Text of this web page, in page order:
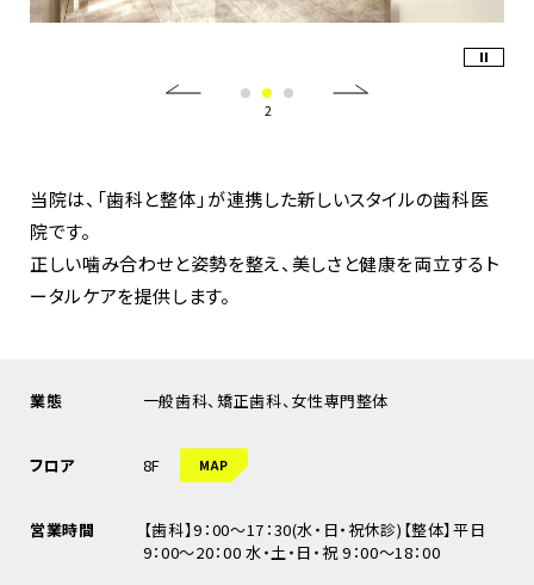
当院は、「歯科と整体」が連携した新しいスタイルの歯科医
院です。
正しい噛み合わせと姿勢を整え、美しさと健康を両立するト
ータルケアを提供します。
業態 一般歯科、矯正歯科、女性専門整体
フロア 8F MAP
営業時間
【歯科】9：00～17：30(水・日・祝休診)【整体】平日
9：00～20：00 水・土・日・祝 9：00～18：00